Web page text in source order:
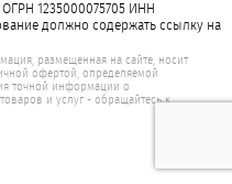
ОГРН 1235000075705 ИНН
должно содержать ссылку на
размещенная на сайте, носит
офертой, определяемой
точной информации о
и услуг - обращайтесь к